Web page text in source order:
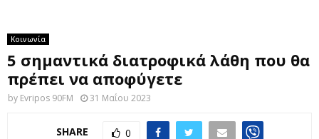
Κοινωνία
5 σημαντικά διατροφικά λάθη που θα
πρέπει να αποφύγετε
by Evripos 90FM 31 Μαΐου 2023
SHARE 0